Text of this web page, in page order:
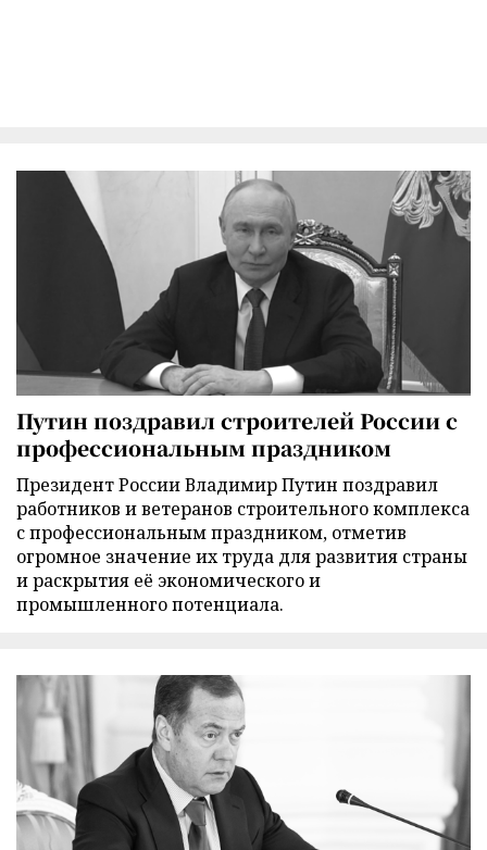
Путин поздравил строителей России с
профессиональным праздником
Президент России Владимир Путин поздравил
работников и ветеранов строительного комплекса
с профессиональным праздником, отметив
огромное значение их труда для развития страны
и раскрытия её экономического и
промышленного потенциала.